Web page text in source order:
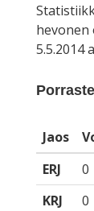
hevonen
5.5.2014
Jaos
ERJ
0
KRJ
0